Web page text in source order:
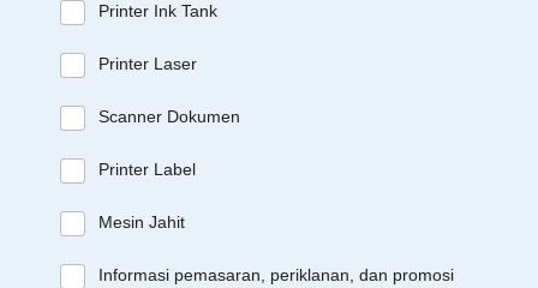
Printer Ink Tank
Printer Laser
Scanner Dokumen
Printer Label
Mesin Jahit
Informasi pemasaran, periklanan, dan promosi